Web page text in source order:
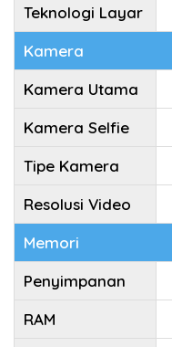
Teknologi Layar
Kamera
Kamera Utama
Kamera Selfie
Tipe Kamera
Resolusi Video
Memori
Penyimpanan
RAM